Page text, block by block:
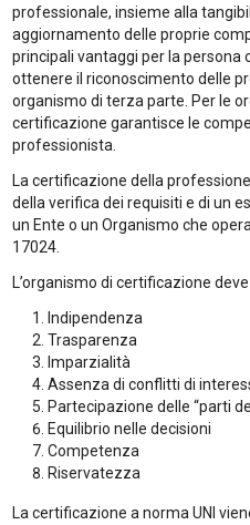
professionale, insieme alla
aggiornamento delle proprie
principali vantaggi per la
ottenere il riconoscimento delle
organismo di terza parte. Per le
certificazione garantisce le
professionista.
La certificazione della
della verifica dei requisiti e di un
un Ente o un Organismo che
17024.
L’organismo di certificazione
Indipendenza
Trasparenza
Imparzialità
Assenza di conflitti di
Partecipazione delle “parti
Equilibrio nelle decisioni
Competenza
Riservatezza
La certificazione a norma UNI